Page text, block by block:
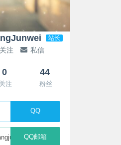
站长
关注 私信
0
关注
44
粉丝
QQ
QQ邮箱